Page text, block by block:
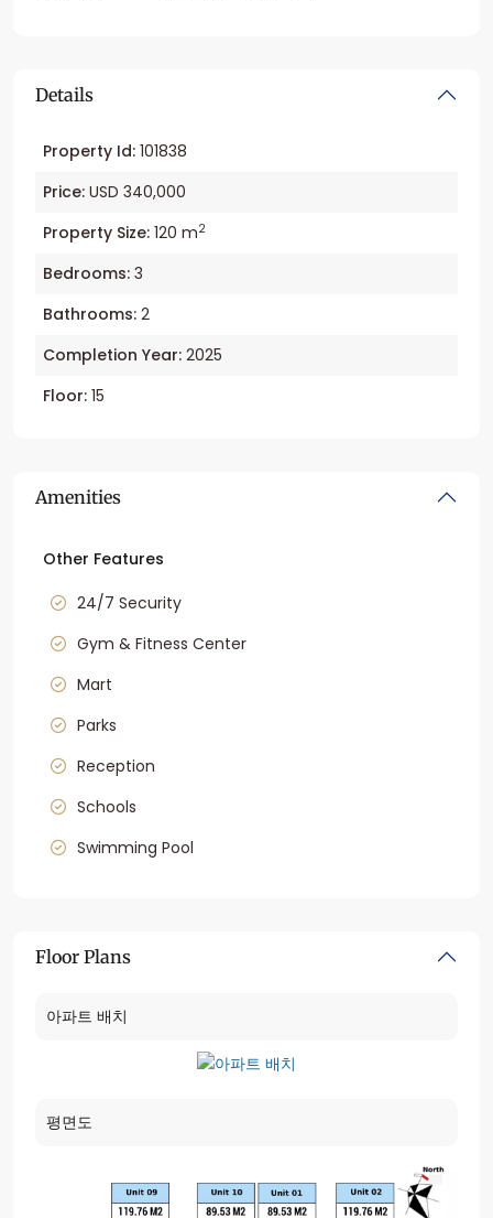
Details
Property Id: 101838
Price: USD 340,000
Property Size: 120 m2
Bedrooms: 3
Bathrooms: 2
Completion Year: 2025
Floor: 15
Amenities
Other Features
24/7 Security
Gym & Fitness Center
Mart
Parks
Reception
Schools
Swimming Pool
Floor Plans
아파트 배치
평면도